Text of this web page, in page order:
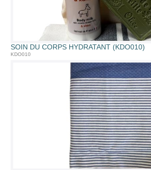
SOIN DU CORPS HYDRATANT (KDO010)
KDO010